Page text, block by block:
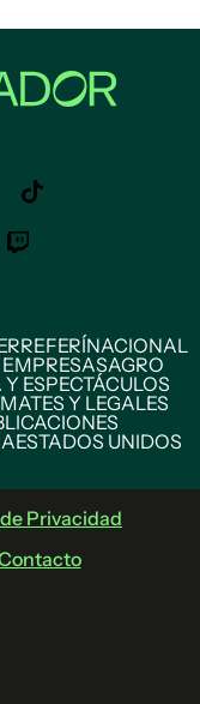
REFERÍNACIONAL
AGRO
ESPECTÁCULOS
Y LEGALES
ESTADOS UNIDOS
Privacidad